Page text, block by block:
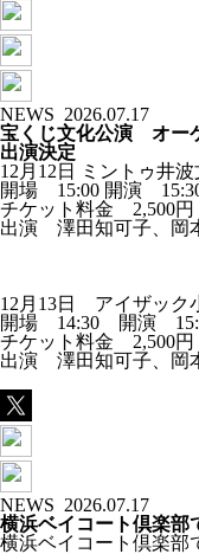
NEWS 2026.07.17
宝くじ文化公演 オー
出演決定
12月12日 ミントゥ井
開場 15:00 開演
チケット料金 2,500円
出演 澤田知可子、岡
12月13日 アイザック
開場 14:30 開演
チケット料金 2,500
出演 澤田知可子、岡
NEWS 2026.07.17
横浜ベイコート倶楽部
横浜ベイコート倶楽部